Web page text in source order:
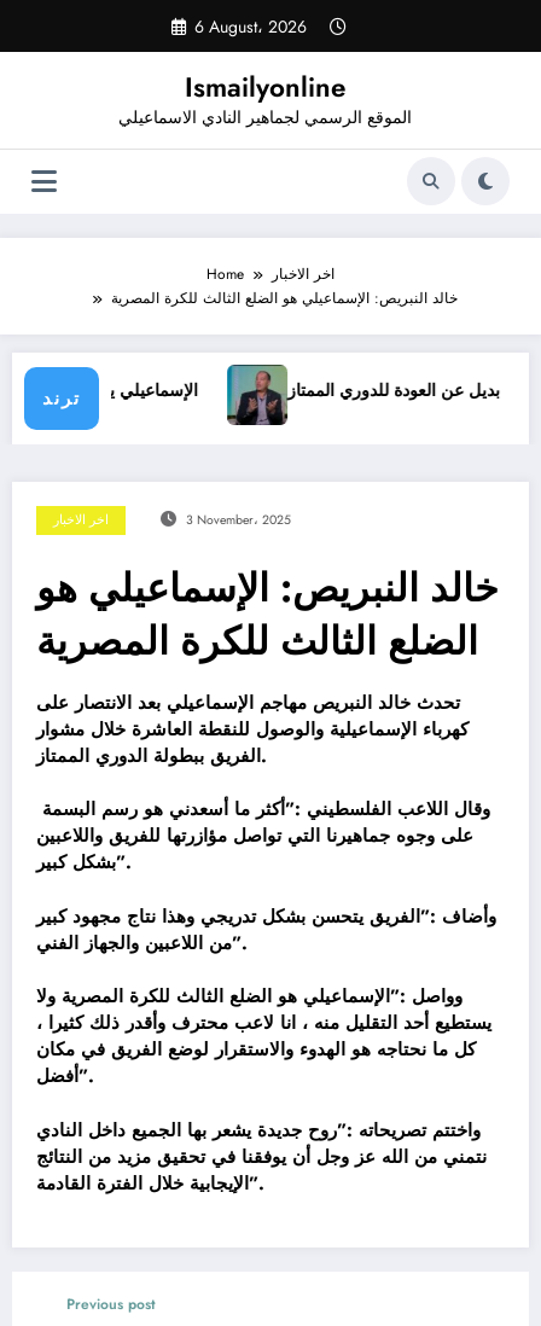
content
6 August، 2026
Ismailyonline
الموقع الرسمي لجماهير النادي الاسماعيلي
Home
اخر الاخبار
خالد النبريص: الإسماعيلي هو الضلع الثالث للكرة المصرية
ترند
الإسماعيلي يدخل ولا بديل عن العودة للدوري الممتاز
اخر الاخبار 3 November، 2025
خالد النبريص: الإسماعيلي هو
الضلع الثالث للكرة المصرية
تحدث خالد النبريص مهاجم الإسماعيلي بعد الانتصار على
كهرباء الإسماعيلية والوصول للنقطة العاشرة خلال مشوار
الفريق ببطولة الدوري الممتاز.
على وجوه جماهيرنا التي تواصل مؤازرتها للفريق واللاعبين
بشكل كبير”.
وأضاف :”الفريق يتحسن بشكل تدريجي وهذا نتاج مجهود كبير
من اللاعبين والجهاز الفني”.
وواصل :”الإسماعيلي هو الضلع الثالث للكرة المصرية ولا
يستطيع أحد التقليل منه ، انا لاعب محترف وأقدر ذلك كثيرا ،
كل ما نحتاجه هو الهدوء والاستقرار لوضع الفريق في مكان
أفضل”.
واختتم تصريحاته :”روح جديدة يشعر بها الجميع داخل النادي
نتمني من الله عز وجل أن يوفقنا في تحقيق مزيد من النتائج
الإيجابية خلال الفترة القادمة”.
Previous post